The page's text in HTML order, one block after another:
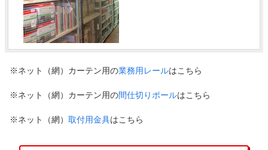
※ネット（網）カーテン用の業務用レールはこちら
※ネット（網）カーテン用の間仕切りポールはこちら
※ネット（網） 取付用金具はこちら